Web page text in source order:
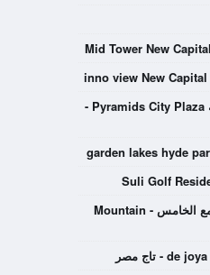
بيراميدز سيتي بلازا العاصمة الادارية Pyramids City Plaza -
كمبوند ماونتن فيو 1 اكستنشن التجمع الخامس - Mountain